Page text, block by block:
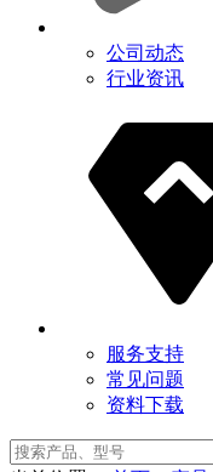
公司动态
行业资讯
服务支持
常见问题
资料下载